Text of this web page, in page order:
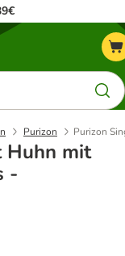
Purizon Purizon
Huhn mit
-